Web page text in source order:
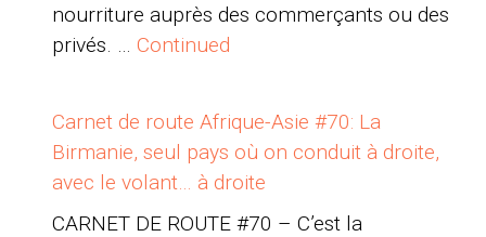
nourriture auprès des commerçants ou des
privés. … Continued
Carnet de route Afrique-Asie #70: La
Birmanie, seul pays où on conduit à droite,
avec le volant… à droite
CARNET DE ROUTE #70 – C’est la